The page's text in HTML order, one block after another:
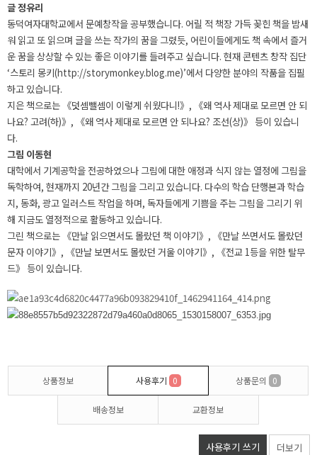
글 정유리
동덕여자대학교에서 문예창작을 공부했습니다. 어릴 적 책장 가득 꽂힌 책을 밤새
워 읽고 또 읽으며 글을 쓰는 작가의 꿈을 그렸듯, 어린이들에게도 책 속에서 즐거
운 꿈을 상상할 수 있는 좋은 이야기를 들려주고 싶습니다. 현재 콘텐츠 창작 집단
‘스토리 몽키(http://storymonkey.blog.me)’에서 다양한 분야의 작품을 집필
하고 있습니다.
지은 책으로는 《덧셈뺄셈이 이렇게 쉬웠다니!》, 《왜 역사 제대로 모르면 안 되
나요? 고려(하)》, 《왜 역사 제대로 모르면 안 되나요? 조선(상)》 등이 있습니
다.
그림 이동현
대학에서 기계공학을 전공하였으나 그림에 대한 애정과 식지 않는 열정에 그림을
독학하여, 현재까지 20년간 그림을 그리고 있습니다. 다수의 학습 단행본과 학습
지, 동화, 광고 일러스트 작업을 하며, 독자들에게 기쁨을 주는 그림을 그리기 위
해 지금도 열정적으로 활동하고 있습니다.
그린 책으로는 《만날 읽으면서도 몰랐던 책 이야기》, 《만날 쓰면서도 몰랐던
문자 이야기》, 《만날 보면서도 몰랐던 거울 이야기》, 《전교 1등을 위한 탈무
드》 등이 있습니다.
상품정보 사용후기 0 상품문의 0
배송정보 교환정보
사용후기 쓰기 더보기